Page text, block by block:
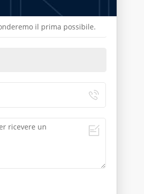
il prima possibile.